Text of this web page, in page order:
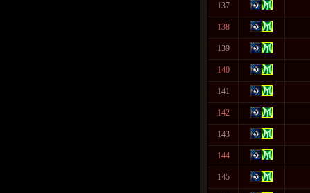
137
138
139
140
141
142
143
144
145